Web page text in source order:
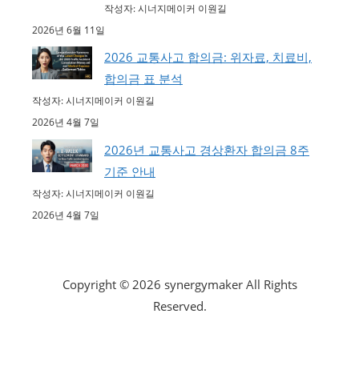
작성자: 시너지메이커 이원길
2026년 6월 11일
2026 교통사고 합의금: 위자료, 치료비,
합의금 표 분석
작성자: 시너지메이커 이원길
2026년 4월 7일
2026년 교통사고 경상환자 합의금 8주
기준 안내
작성자: 시너지메이커 이원길
2026년 4월 7일
Copyright © 2026 synergymaker All Rights
Reserved.